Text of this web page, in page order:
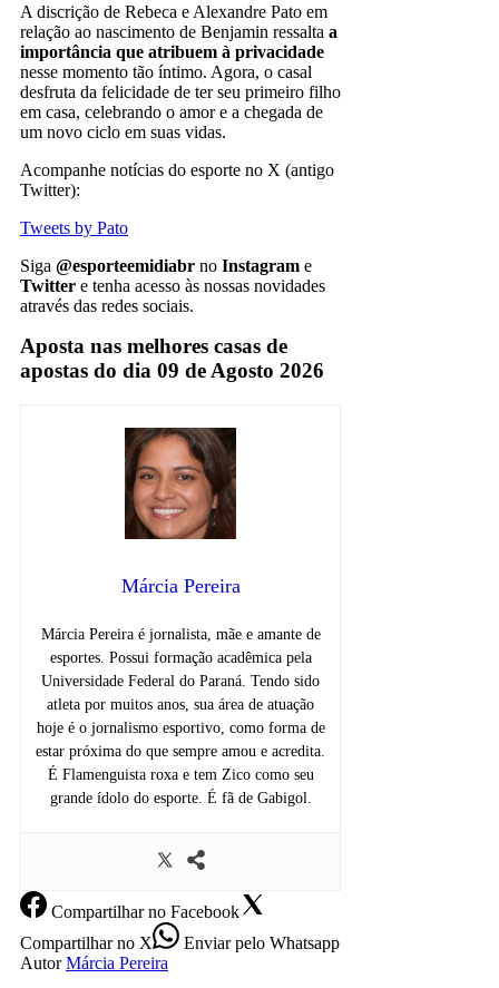
A discrição de Rebeca e Alexandre Pato em
relação ao nascimento de Benjamin ressalta a
importância que atribuem à privacidade
nesse momento tão íntimo. Agora, o casal
desfruta da felicidade de ter seu primeiro filho
em casa, celebrando o amor e a chegada de
um novo ciclo em suas vidas.
Acompanhe notícias do esporte no X (antigo
Twitter):
Tweets by Pato
Siga @esporteemidiabr no Instagram e
Twitter e tenha acesso às nossas novidades
através das redes sociais.
Aposta nas melhores casas de
apostas do dia 09 de Agosto 2026
Márcia Pereira
Márcia Pereira é jornalista, mãe e amante de
esportes. Possui formação acadêmica pela
Universidade Federal do Paraná. Tendo sido
atleta por muitos anos, sua área de atuação
hoje é o jornalismo esportivo, como forma de
estar próxima do que sempre amou e acredita.
É Flamenguista roxa e tem Zico como seu
grande ídolo do esporte. É fã de Gabigol.
Compartilharno Facebook
Compartilharno X Enviarpelo Whatsapp
Autor Márcia Pereira